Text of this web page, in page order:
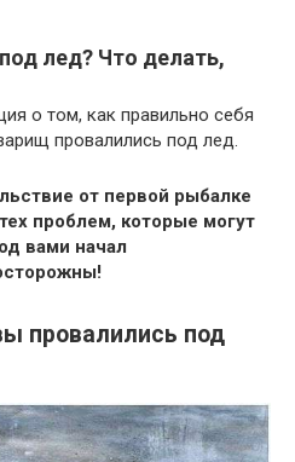
лед? Что делать,
о том, как правильно себя
провалились под лед.
от первой рыбалке
проблем, которые могут
вами начал
провалились под